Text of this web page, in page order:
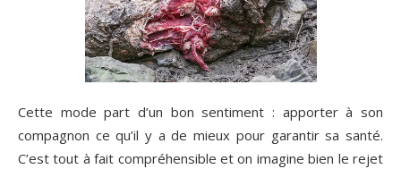
Cette mode part d’un bon sentiment : apporter à son
compagnon ce qu’il y a de mieux pour garantir sa santé.
C’est tout à fait compréhensible et on imagine bien le rejet